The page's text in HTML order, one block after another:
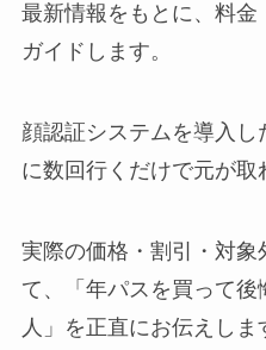
最新情報をもとに、料
ガイドします。
顔認証システムを導入
に数回行くだけで元が取
実際の価格・割引・対
て、「年パスを買って
人」を正直にお伝えしま